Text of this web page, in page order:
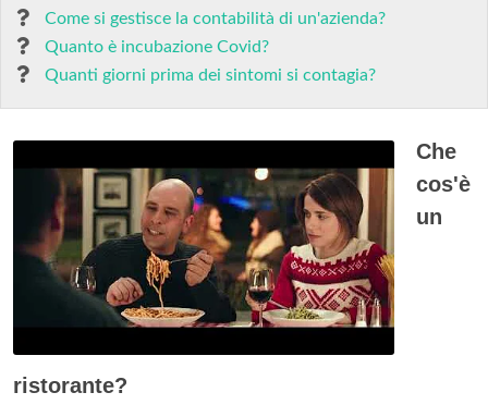
Come si gestisce la contabilità di un'azienda?
Quanto è incubazione Covid?
Quanti giorni prima dei sintomi si contagia?
Che
cos'è
un
ristorante?